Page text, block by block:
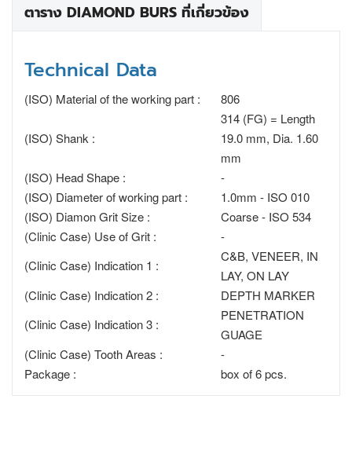
ตาราง DIAMOND BURS ที่เกี่ยวข้อง
Technical Data
(ISO) Material of the working part : 806
(ISO) Shank :
314 (FG) = Length
19.0 mm, Dia. 1.60
mm
(ISO) Head Shape :
-
(ISO) Diameter of working part :
1.0mm - ISO 010
(ISO) Diamon Grit Size :
Coarse - ISO 534
(Clinic Case) Use of Grit :
-
(Clinic Case) Indication 1 :
C&B, VENEER, IN
LAY, ON LAY
(Clinic Case) Indication 2 :
DEPTH MARKER
(Clinic Case) Indication 3 :
PENETRATION
GUAGE
(Clinic Case) Tooth Areas :
-
Package :
box of 6 pcs.